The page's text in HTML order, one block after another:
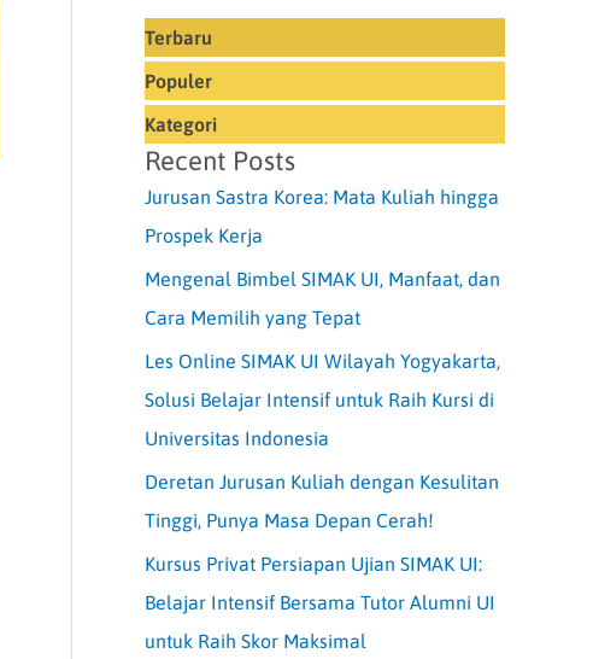
Terbaru
Populer
Kategori
Recent Posts
Jurusan Sastra Korea: Mata Kuliah hingga
Prospek Kerja
Mengenal Bimbel SIMAK UI, Manfaat, dan
Cara Memilih yang Tepat
Les Online SIMAK UI Wilayah Yogyakarta,
Solusi Belajar Intensif untuk Raih Kursi di
Universitas Indonesia
Deretan Jurusan Kuliah dengan Kesulitan
Tinggi, Punya Masa Depan Cerah!
Kursus Privat Persiapan Ujian SIMAK UI:
Belajar Intensif Bersama Tutor Alumni UI
untuk Raih Skor Maksimal